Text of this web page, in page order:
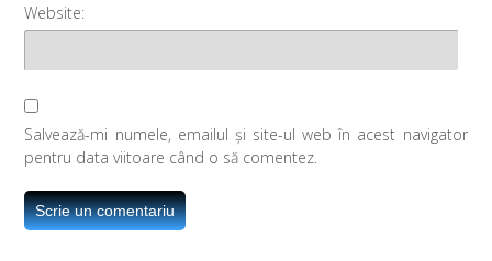
Website:
Salvează-mi numele, emailul și site-ul web în acest navigator
pentru data viitoare când o să comentez.